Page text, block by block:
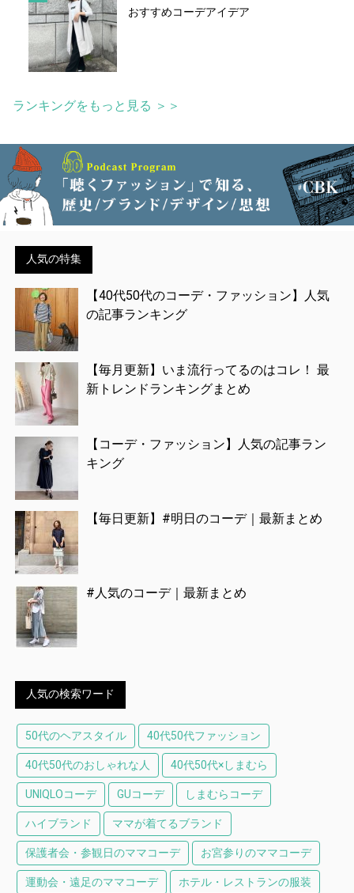
おすすめコーデアイデア
ランキングをもっと見る ＞＞
人気の特集
【40代50代のコーデ・ファッション】人気
の記事ランキング
【毎月更新】いま流行ってるのはコレ！ 最
新トレンドランキングまとめ
【コーデ・ファッション】人気の記事ラン
キング
【毎日更新】#明日のコーデ｜最新まとめ
#人気のコーデ｜最新まとめ
人気の検索ワード
50代のヘアスタイル 40代50代ファッション
40代50代のおしゃれな人 40代50代×しまむら
UNIQLOコーデ GUコーデ しまむらコーデ
ハイブランド ママが着てるブランド
保護者会・参観日のママコーデ お宮参りのママコーデ
運動会・遠足のママコーデ ホテル・レストランの服装